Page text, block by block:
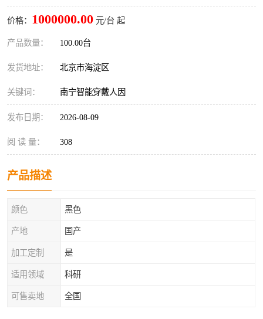
价格： 1000000.00 元/台 起
产品数量： 100.00台
发货地址： 北京市海淀区
关键词： 南宁智能穿戴人因
发布日期： 2026-08-09
阅 读 量： 308
产品描述
颜色 黑色
产地 国产
加工定制 是
适用领域 科研
可售卖地 全国